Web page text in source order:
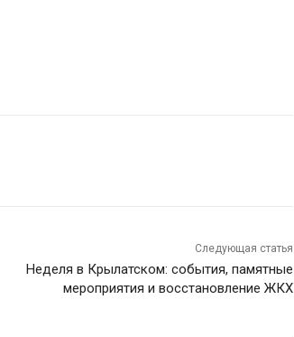
Следующая статья
Неделя в Крылатском: события, памятные
мероприятия и восстановление ЖКХ